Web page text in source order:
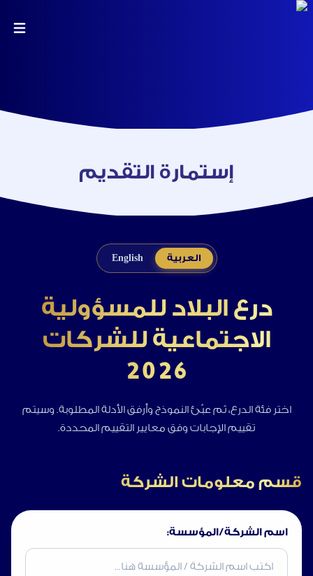
إستمارة التقديم
العربية English
درع البلاد للمسؤولية
الاجتماعية للشركات
2026
اختر فئة الدرع، ثم عبّئ النموذج وأرفق الأدلة المطلوبة. وسيتم
تقييم الإجابات وفق معايير التقييم المحددة.
قسم معلومات الشركة
اسم الشركة/المؤسسة: